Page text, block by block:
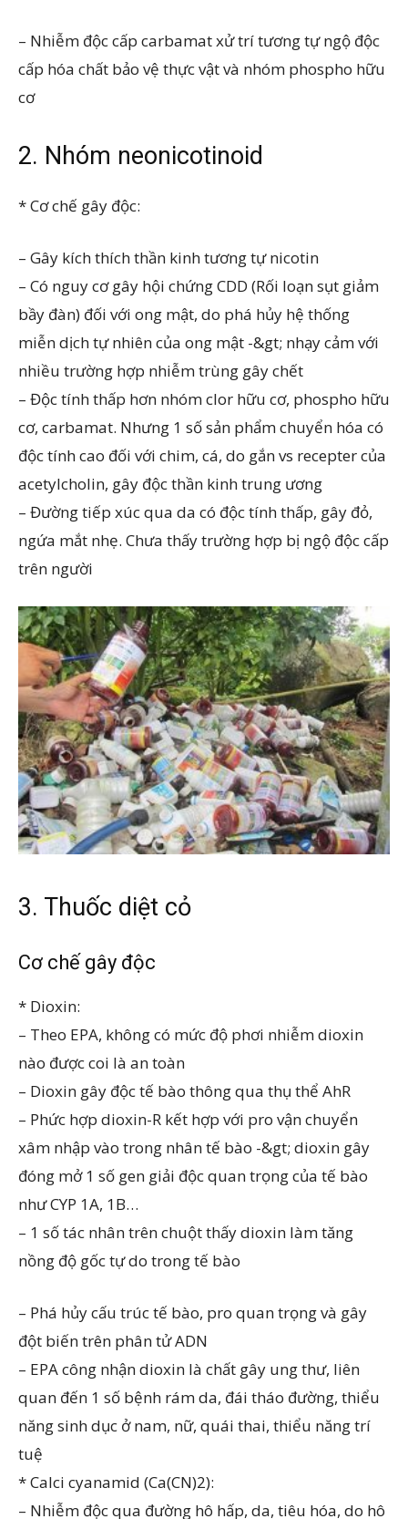
– Nhiễm độc cấp carbamat xử trí tương tự ngộ độc
cấp hóa chất bảo vệ thực vật và nhóm phospho hữu
cơ
2. Nhóm neonicotinoid
* Cơ chế gây độc:
– Gây kích thích thần kinh tương tự nicotin
– Có nguy cơ gây hội chứng CDD (Rối loạn sụt giảm
bầy đàn) đối với ong mật, do phá hủy hệ thống
miễn dịch tự nhiên của ong mật -&gt; nhạy cảm với
nhiều trường hợp nhiễm trùng gây chết
– Độc tính thấp hơn nhóm clor hữu cơ, phospho hữu
cơ, carbamat. Nhưng 1 số sản phẩm chuyển hóa có
độc tính cao đối với chim, cá, do gắn vs recepter của
acetylcholin, gây độc thần kinh trung ương
– Đường tiếp xúc qua da có độc tính thấp, gây đỏ,
ngứa mắt nhẹ. Chưa thấy trường hợp bị ngộ độc cấp
trên người
3. Thuốc diệt cỏ
Cơ chế gây độc
* Dioxin:
– Theo EPA, không có mức độ phơi nhiễm dioxin
nào được coi là an toàn
– Dioxin gây độc tế bào thông qua thụ thể AhR
– Phức hợp dioxin-R kết hợp với pro vận chuyển
xâm nhập vào trong nhân tế bào -&gt; dioxin gây
đóng mở 1 số gen giải độc quan trọng của tế bào
như CYP 1A, 1B…
– 1 số tác nhân trên chuột thấy dioxin làm tăng
nồng độ gốc tự do trong tế bào
– Phá hủy cấu trúc tế bào, pro quan trọng và gây
đột biến trên phân tử ADN
– EPA công nhận dioxin là chất gây ung thư, liên
quan đến 1 số bệnh rám da, đái tháo đường, thiểu
năng sinh dục ở nam, nữ, quái thai, thiểu năng trí
tuệ
* Calci cyanamid (Ca(CN)2):
– Nhiễm độc qua đường hô hấp, da, tiêu hóa, do hô